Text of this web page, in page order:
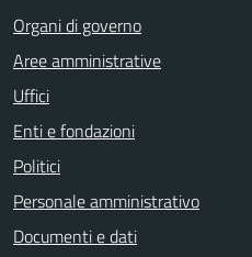
Organi di governo
Aree amministrative
Uffici
Enti e fondazioni
Politici
Personale amministrativo
Documenti e dati